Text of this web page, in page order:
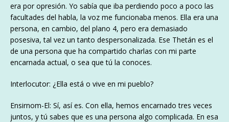
era por opresión. Yo sabía que iba perdiendo poco a poco las
facultades del habla, la voz me funcionaba menos. Ella era una
persona, en cambio, del plano 4, pero era demasiado
posesiva, tal vez un tanto despersonalizada. Ese Thetán es el
de una persona que ha compartido charlas con mi parte
encarnada actual, o sea que tú la conoces.
Interlocutor: ¿Ella está o vive en mi pueblo?
Ensirnom-El: Sí, así es. Con ella, hemos encarnado tres veces
juntos, y tú sabes que es una persona algo complicada. En esa